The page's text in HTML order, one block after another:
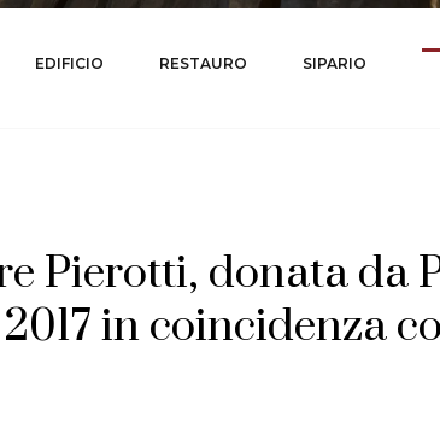
EDIFICIO RESTAURO SIPARIO
Pierotti, donatada
2017in coincidenza